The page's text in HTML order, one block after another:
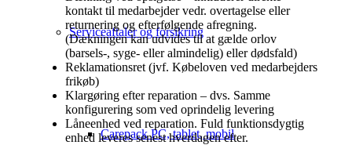
Serviceaftaler og forsikring
Carepack PC, tablet, mobil
kontakt til medarbejder vedr. overtagelse eller
returnering og efterfølgende afregning.
(Dækningen kan udvides til at gælde orlov
(barsels-, syge- eller almindelig) eller dødsfald)
Reklamationsret (jvf. Købeloven ved medarbejders
frikøb)
Klargøring efter reparation – dvs. Samme
konfigurering som ved oprindelig levering
Låneenhed ved reparation. Fuld funktionsdygtig
enhed leveres senest hverdagen efter.